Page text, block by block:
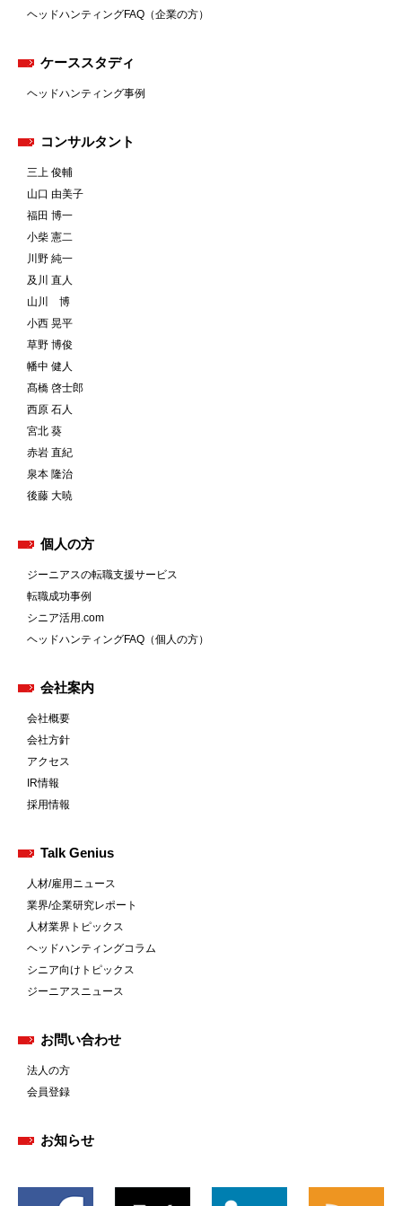
ヘッドハンティングFAQ（企業の方）
ケーススタディ
ヘッドハンティング事例
コンサルタント
三上 俊輔
山口 由美子
福田 博一
小柴 憲二
川野 純一
及川 直人
山川 博
小西 晃平
草野 博俊
幡中 健人
髙橋 啓士郎
西原 石人
宮北 葵
赤岩 直紀
泉本 隆治
後藤 大暁
個人の方
ジーニアスの転職支援サービス
転職成功事例
シニア活用.com
ヘッドハンティングFAQ（個人の方）
会社案内
会社概要
会社方針
アクセス
IR情報
採用情報
Talk Genius
人材/雇用ニュース
業界/企業研究レポート
人材業界トピックス
ヘッドハンティングコラム
シニア向けトピックス
ジーニアスニュース
お問い合わせ
法人の方
会員登録
お知らせ